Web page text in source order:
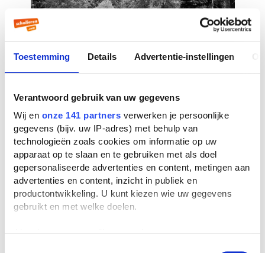
Toestemming Details Advertentie-instellingen
Verantwoord gebruik van uw gegevens
Wij en onze 141 partners verwerken je persoonlijke
gegevens (bijv. uw IP-adres) met behulp van
technologieën zoals cookies om informatie op uw
apparaat op te slaan en te gebruiken met als doel
gepersonaliseerde advertenties en content, metingen aan
advertenties en content, inzicht in publiek en
productontwikkeling. U kunt kiezen wie uw gegevens
gebruikt en met welke doelen.
Als u het toestaat, willen we ook graag: